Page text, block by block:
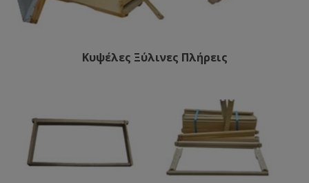
Κυψέλες Ξύλινες Πλήρεις